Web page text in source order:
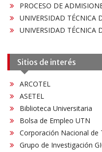
PROCESO DE
UNIVERSIDAD TÉCNICA
UNIVERSIDAD TÉCNICA
Sitios de interés
ARCOTEL
ASETEL
Biblioteca Universitaria
Bolsa de Empleo UTN
Corporación Nacional de
Grupo de Investigación